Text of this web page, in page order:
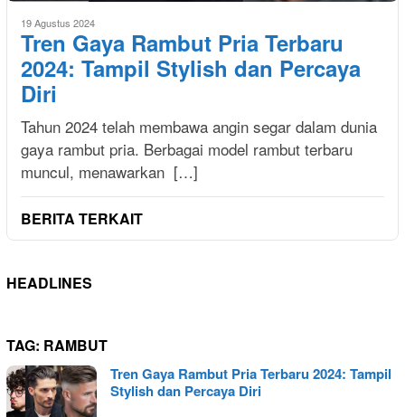
19 Agustus 2024
Tren Gaya Rambut Pria Terbaru
2024: Tampil Stylish dan Percaya
Diri
Tahun 2024 telah membawa angin segar dalam dunia
gaya rambut pria. Berbagai model rambut terbaru
muncul, menawarkan […]
BERITA TERKAIT
HEADLINES
TAG: RAMBUT
Tren Gaya Rambut Pria Terbaru 2024: Tampil
Stylish dan Percaya Diri